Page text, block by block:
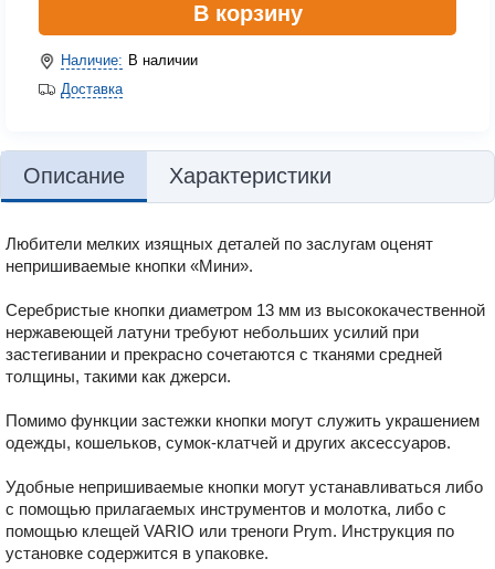
В корзину
Наличие: В наличии
Доставка
Описание Характеристики
Любители мелких изящных деталей по заслугам оценят
непришиваемые кнопки «Мини».
Серебристые кнопки диаметром 13 мм из высококачественной
нержавеющей латуни требуют небольших усилий при
застегивании и прекрасно сочетаются с тканями средней
толщины, такими как джерси.
Помимо функции застежки кнопки могут служить украшением
одежды, кошельков, сумок-клатчей и других аксессуаров.
Удобные непришиваемые кнопки могут устанавливаться либо
с помощью прилагаемых инструментов и молотка, либо с
помощью клещей VARIO или треноги Prym. Инструкция по
установке содержится в упаковке.